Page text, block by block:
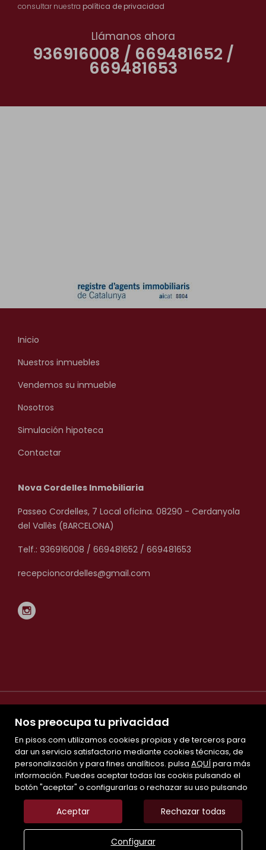
Nos preocupa tu privacidad
En pisos.com utilizamos cookies propias y de terceros para
dar un servicio satisfactorio mediante cookies técnicas, de
personalización y para fines analíticos. pulsa AQUÍpara más
información. Puedes aceptar todas las cookis pulsando el
botón "aceptar" o configurarlas o rechazar su uso pulsando
Aceptar Rechazar todas
Configurar
consultar nuestra política de privacidad
Llámanos ahora
936916008 / 669481652 /
669481653
Inicio
Nuestros inmuebles
Vendemos su inmueble
Nosotros
Simulación hipoteca
Contactar
Nova Cordelles Inmobiliaria
Passeo Cordelles, 7 Local oficina. 08290 - Cerdanyola
del Vallès (BARCELONA)
Telf.: 936916008 / 669481652 / 669481653
recepcioncordelles@gmail.com
Mapa Web
Aviso legal
Favoritos
Inmuebles destacados
Noticias
Política de cookies